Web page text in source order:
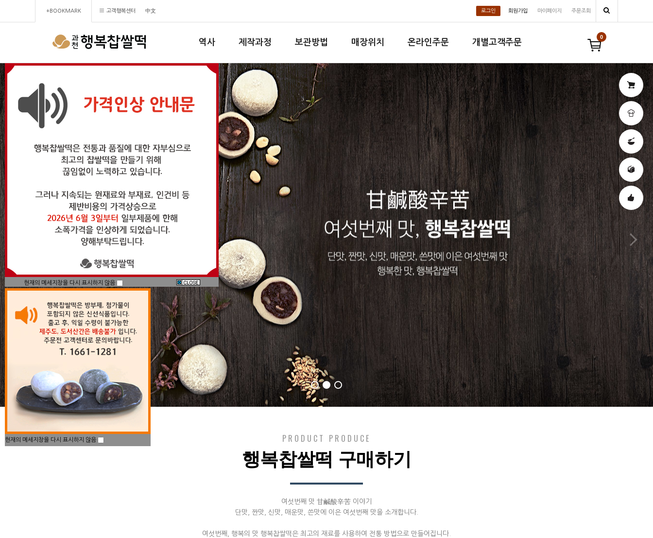
+BOOKMARK 고객행복센터 中文 로그인 회원가입 마이페이지 주문조회
역사 제작과정 보관방법 매장위치 온라인주문 개별고객주문
0
PRODUCT PRODUCE
행복찹쌀떡 구매하기
여섯번째 맛 甘鹹酸辛苦 이야기
단맛, 짠맛, 신맛, 매운맛, 쓴맛에 이은 여섯번째 맛을 소개합니다.
여섯번째, 행복의 맛 행복찹쌀떡은 최고의 재료를 사용하여 전통 방법으로 만들어집니다.
현재의 메세지창을 다시 표시하지 않음
현재의 메세지창을 다시 표시하지 않음